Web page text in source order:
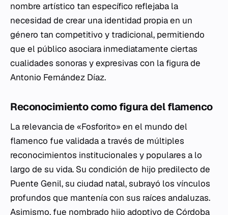
nombre artístico tan específico reflejaba la
necesidad de crear una identidad propia en un
género tan competitivo y tradicional, permitiendo
que el público asociara inmediatamente ciertas
cualidades sonoras y expresivas con la figura de
Antonio Fernández Díaz.
Reconocimiento como figura del flamenco
La relevancia de «Fosforito» en el mundo del
flamenco fue validada a través de múltiples
reconocimientos institucionales y populares a lo
largo de su vida. Su condición de hijo predilecto de
Puente Genil, su ciudad natal, subrayó los vínculos
profundos que mantenía con sus raíces andaluzas.
Asimismo, fue nombrado hijo adoptivo de Córdoba